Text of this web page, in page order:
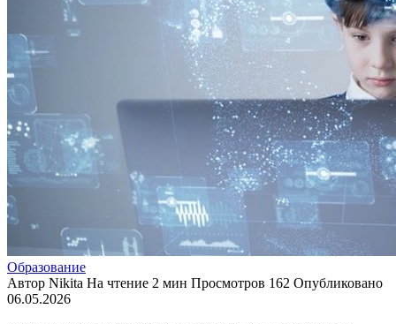
Образование
Автор Nikita На чтение 2 мин Просмотров 162 Опубликовано
06.05.2026